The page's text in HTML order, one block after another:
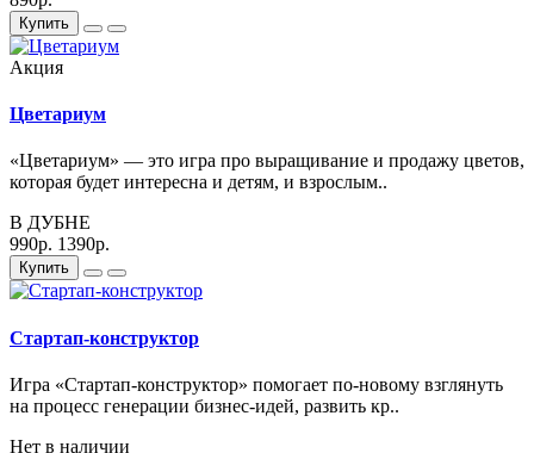
Купить
Акция
Цветариум
«Цветариум» — это игра про выращивание и продажу цветов,
которая будет интересна и детям, и взрослым..
В ДУБНЕ
990р. 1390р.
Купить
Стартап-конструктор
Игра «Стартап-конструктор» помогает по-новому взглянуть
на процесс генерации бизнес-идей, развить кр..
Нет в наличии